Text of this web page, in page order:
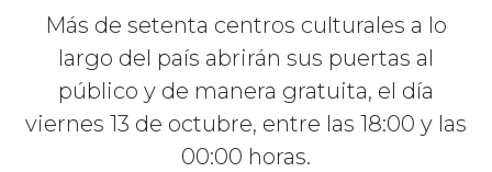
Más de setenta centros culturales a lo
largo del país abrirán sus puertas al
público y de manera gratuita, el día
viernes 13 de octubre, entre las 18:00 y las
00:00 horas.